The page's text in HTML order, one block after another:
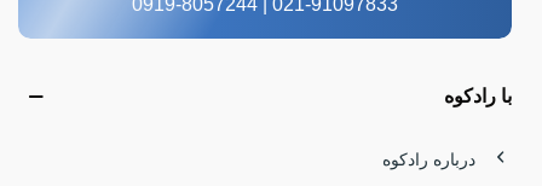
021-91097833 | 0919-8057244
با رادکوه
درباره رادکوه